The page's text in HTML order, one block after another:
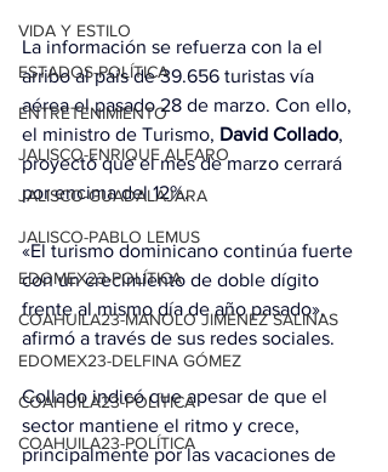
VIDA Y ESTILO
ESTADOS-POLÍTICA
ENTRETENIMIENTO
JALISCO-ENRIQUE ALFARO
JALISCO-GUADALAJARA
JALISCO-PABLO LEMUS
EDOMEX23-POLÍTICA
COAHUILA23-MANOLO JIMÉNEZ SALINAS
EDOMEX23-DELFINA GÓMEZ
COAHUILA23-POLÍTICA
COAHUILA23-POLÍTICA
La información se refuerza con la el
arribo al país de 39.656 turistas vía
aérea el pasado 28 de marzo. Con ello,
el ministro de Turismo, David Collado,
proyectó que el mes de marzo cerrará
por encima del 12%.
«El turismo dominicano continúa fuerte
con un crecimiento de doble dígito
frente al mismo día de año pasado»,
afirmó a través de sus redes sociales.
Collado indicó que apesar de que el
sector mantiene el ritmo y crece,
principalmente por las vacaciones de